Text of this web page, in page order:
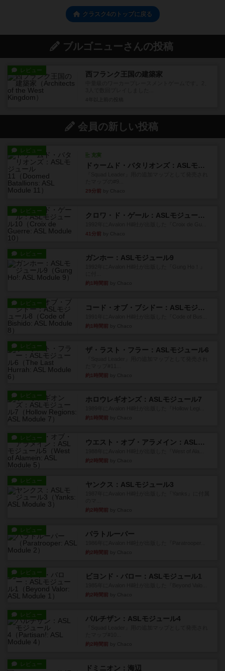
クラスク4のトップに戻る
ブルゴニューさんの投稿
レビュー 西フランク王国の建築家
会員の新しい投稿
レビュー
充実
ドゥームド・バタリオンズ：ASLモジュール11
29分前
レビュー
クロワ・ド・ゲール：ASLモジュール10
41分前
レビュー ガンホー：ASLモジュール9
約1時間前
レビュー
コード・オブ・ブシドー：ASLモジュール8
約1時間前
レビュー ザ・ラスト・フラー：ASLモジュール6
約1時間前
レビュー ホロウレギオンズ：ASLモジュール7
約1時間前
レビュー
ウエスト・オブ・アラメイン：ASLモジュール5
約2時間前
レビュー ヤンクス：ASLモジュール3
約2時間前
レビュー パラトルーパー
約2時間前
レビュー ビヨンド・バロー：ASLモジュール1
約2時間前
レビュー パルチザン：ASLモジュール4
約2時間前
レビュー ドミニオン：海辺